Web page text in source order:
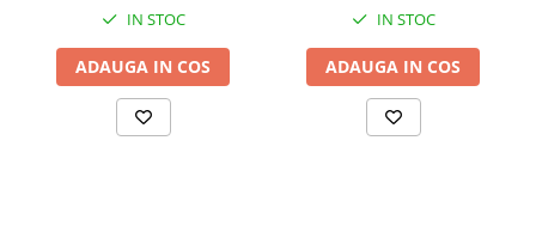
IN STOC
ADAUGA IN COS
IN STOC
ADAUGA IN COS